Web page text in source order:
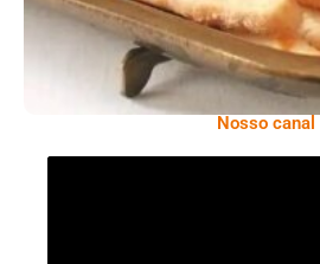
Nosso canal